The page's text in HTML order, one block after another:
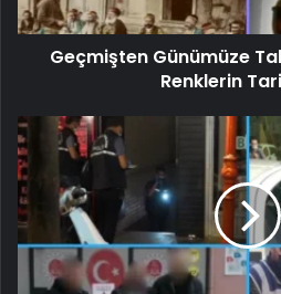
Geçmişten Günümüze
Renklerin